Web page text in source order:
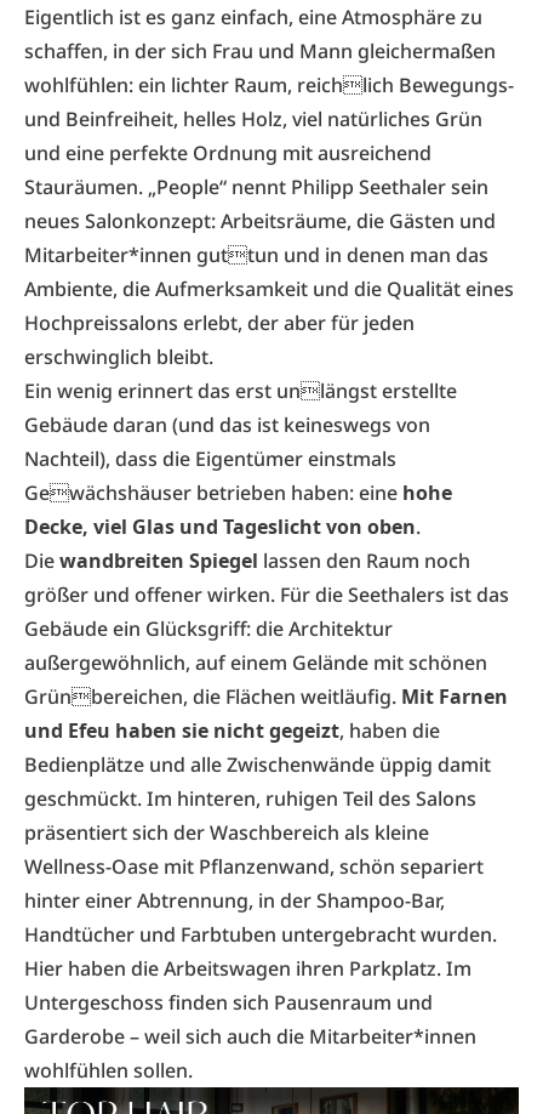
Eigentlich ist es ganz einfach, eine Atmosphäre zu
schaffen, in der sich Frau und Mann gleichermaßen
wohlfühlen: ein lichter Raum, reichlich Bewegungs-
und Beinfreiheit, helles Holz, viel natürliches Grün
und eine perfekte Ordnung mit ausreichend
Stauräumen. „People“ nennt Philipp Seethaler sein
neues Salonkonzept: Arbeitsräume, die Gästen und
Mitarbeiter*innen guttun und in denen man das
Ambiente, die Aufmerksamkeit und die Qualität eines
Hochpreissalons erlebt, der aber für jeden
erschwinglich bleibt.
Ein wenig erinnert das erst unlängst erstellte
Gebäude daran (und das ist keineswegs von
Nachteil), dass die Eigentümer einstmals
Gewächshäuser betrieben haben: eine hohe
Decke, viel Glas und Tageslicht von oben.
Diewandbreiten Spiegel lassen den Raum noch
größer und offener wirken. Für die Seethalers ist das
Gebäude ein Glücksgriff: die Architektur
außergewöhnlich, auf einem Gelände mit schönen
Grünbereichen, die Flächen weitläufig. Mit Farnen
und Efeu haben sie nicht gegeizt, haben die
Bedienplätze und alle Zwischenwände üppig damit
geschmückt. Im hinteren, ruhigen Teil des Salons
präsentiert sich der Waschbereich als kleine
Wellness-Oase mit Pflanzenwand, schön separiert
hinter einer Abtrennung, in der Shampoo-Bar,
Handtücher und Farbtuben untergebracht wurden.
Hier haben die Arbeitswagen ihren Parkplatz. Im
Untergeschoss finden sich Pausenraum und
Garderobe – weil sich auch die Mitarbeiter*innen
wohlfühlen sollen.